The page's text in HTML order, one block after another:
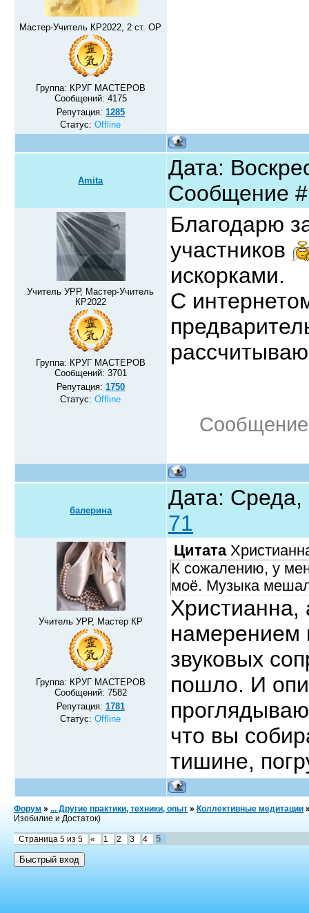
Мастер-Учитель КР2022, 2 ст. ОР
Группа: КРУГ МАСТЕРОВ
Сообщений: 4175
Репутация: 1285
Статус:Offline
Amita
Дата:
Сообщение
Учитель УРР, Мастер-Учитель
КР2022
Группа: КРУГ МАСТЕРОВ
Сообщений: 3701
Репутация: 1750
Статус:Offline
Благодарю
участников
искорками.
С
Сообщение
балерина
Дата:
71
Учитель УРР, Мастер КР
Группа: КРУГ МАСТЕРОВ
Сообщений: 7582
Репутация: 1781
Статус:Offline
Цитата
К сожалению, у
моё. Музыка
Христианна,
намерением
звуковых
пошло. И
что вы
тишине,
Форум » ... Другие практики, техники, опыт » Коллективные медитации
Изобилие и Достаток)
Страница 5 из 5 « 1 2 3 4 5